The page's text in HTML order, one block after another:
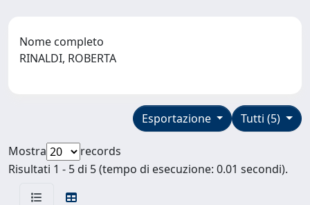
Nome completo
RINALDI, ROBERTA
Tutti (5)
Esportazione
Mostra
records
Risultati 1 - 5 di 5 (tempo di esecuzione: 0.01 secondi).